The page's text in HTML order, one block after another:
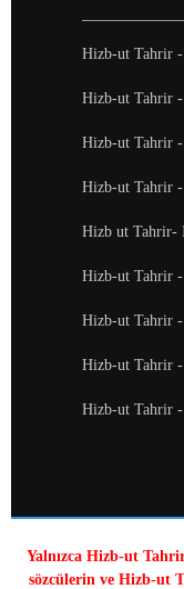
Hizb-ut Tahrir
Hizb-ut Tahrir -
Hizb-ut Tahrir -
Hizb-ut Tahrir
Hizb ut Tahrir-
Hizb-ut Tahrir
Hizb-ut Tahrir
Hizb-ut Tahrir
Hizb-ut Tahrir
Yalnızca Hizb-ut
sözcülerin ve Hizb-ut